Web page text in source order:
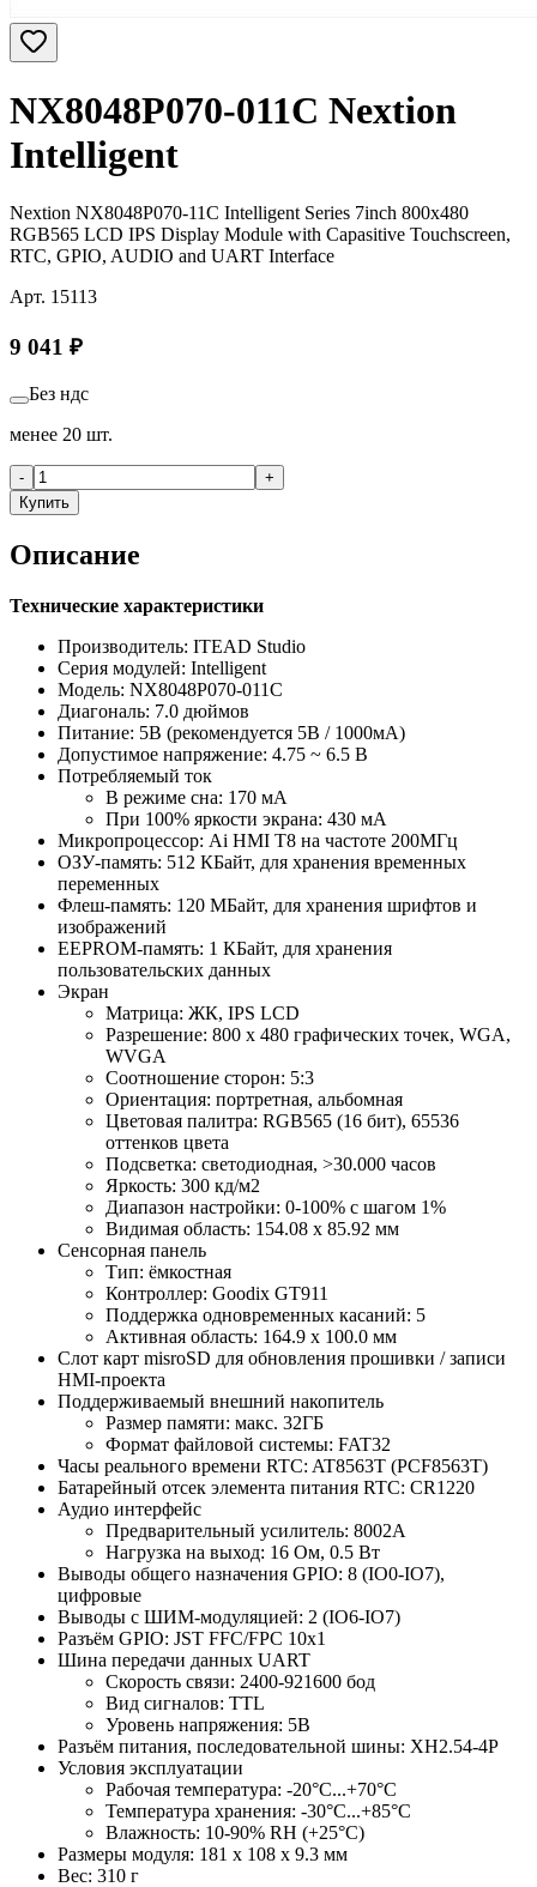
NX8048P070-011C Nextion
Intelligent
Nextion NX8048P070-11C Intelligent Series 7inch 800х480
RGB565 LCD IPS Display Module with Capasitive Touchscreen,
RTC, GPIO, AUDIO and UART Interface
Арт. 15113
9 041 ₽
Без ндс
менее 20 шт.
-
+
Купить
Описание
Технические характеристики
Производитель: ITEAD Studio
Серия модулей: Intelligent
Модель: NX8048P070-011C
Диагональ: 7.0 дюймов
Питание: 5В (рекомендуется 5В / 1000мА)
Допустимое напряжение: 4.75 ~ 6.5 В
Потребляемый ток
В режиме сна: 170 мА
При 100% яркости экрана: 430 мА
Микропроцессор: Ai HMI T8 на частоте 200МГц
ОЗУ-память: 512 КБайт, для хранения временных
переменных
Флеш-память: 120 МБайт, для хранения шрифтов и
изображений
EEPROM-память: 1 КБайт, для хранения
пользовательских данных
Экран
Матрица: ЖК, IPS LCD
Разрешение: 800 х 480 графических точек, WGA,
WVGA
Соотношение сторон: 5:3
Ориентация: портретная, альбомная
Цветовая палитра: RGB565 (16 бит), 65536
оттенков цвета
Подсветка: светодиодная, >30.000 часов
Яркость: 300 кд/м2
Диапазон настройки: 0-100% с шагом 1%
Видимая область: 154.08 х 85.92 мм
Сенсорная панель
Тип: ёмкостная
Контроллер: Goodix GT911
Поддержка одновременных касаний: 5
Активная область: 164.9 х 100.0 мм
Слот карт misroSD для обновления прошивки / записи
HMI-проекта
Поддерживаемый внешний накопитель
Размер памяти: макс. 32ГБ
Формат файловой системы: FAT32
Часы реального времени RTC: AT8563T (PCF8563T)
Батарейный отсек элемента питания RTC: CR1220
Аудио интерфейс
Предварительный усилитель: 8002A
Нагрузка на выход: 16 Ом, 0.5 Вт
Выводы общего назначения GPIO: 8 (IO0-IO7),
цифровые
Выводы с ШИМ-модуляцией: 2 (IO6-IO7)
Разъём GPIO: JST FFC/FPC 10х1
Шина передачи данных UART
Скорость связи: 2400-921600 бод
Вид сигналов: TTL
Уровень напряжения: 5В
Разъём питания, последовательной шины: XH2.54-4P
Условия эксплуатации
Рабочая температура: -20°С...+70°С
Температура хранения: -30°С...+85°С
Влажность: 10-90% RH (+25°C)
Размеры модуля: 181 х 108 х 9.3 мм
Вес: 310 г